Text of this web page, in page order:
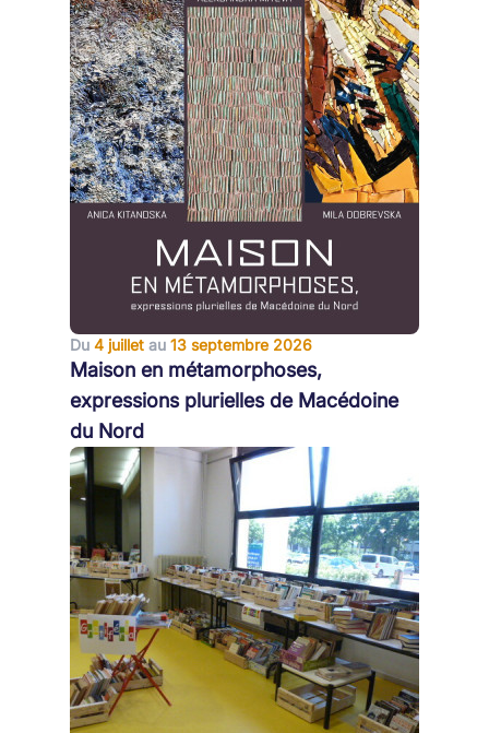
Du 4 juillet au 13 septembre 2026
Maison en métamorphoses,
expressions plurielles de Macédoine
du Nord